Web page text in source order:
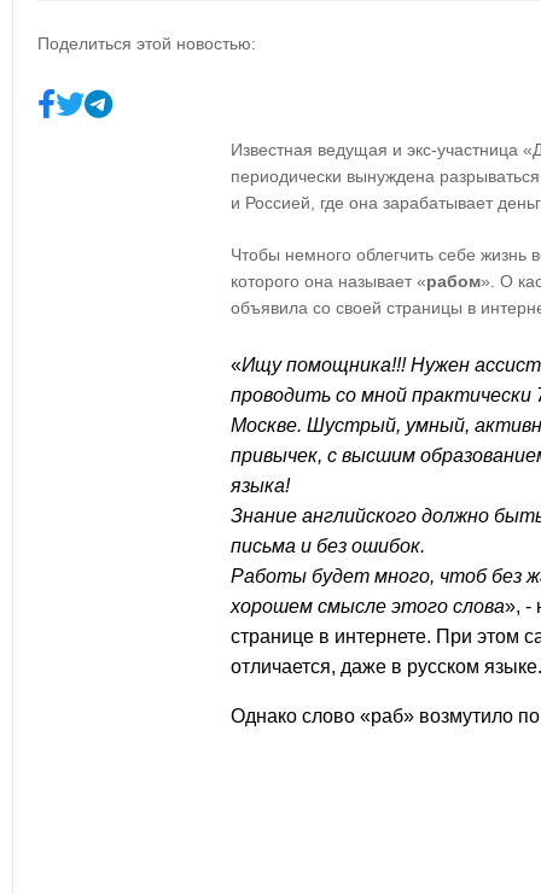
Поделиться этой новостью:
Известная ведущая и экс-участница
периодически вынуждена
и Россией, где она зарабатывает
Чтобы немного облегчить себе
которого она называет «рабом». О
объявила со своей страницы в
«Ищу помощника!!! Нужен
проводить со мной практически
Москве. Шустрый, умный,
привычек, с высшим
языка!
Знание английского должно
письма и без ошибок.
Работы будет много, чтоб без
хорошем смысле этого слова», -
странице в интернете. При этом
отличается, даже в русском языке.
Однако слово «раб» возмутило